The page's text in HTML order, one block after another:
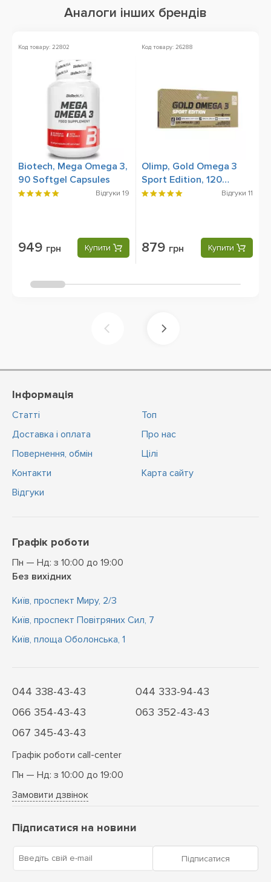
Аналоги інших брендів
Код товару: 22802
Biotech, Mega Omega 3,
90 Softgel Capsules
Відгуки 19
949 грн Купити
Код товару: 26288
Olimp, Gold Omega 3
Sport Edition, 120
Capsules
Відгуки 11
879 грн Купити
Інформація
Статті
Доставка і оплата
Повернення, обмін
Контакти
Відгуки
Топ
Про нас
Цiлi
Карта сайту
Графік роботи
Пн — Нд: з 10:00 до 19:00
Без вихідних
Київ, проспект Миру, 2/3
Київ, проспект Повітряних Сил, 7
Київ, площа Оболонська, 1
044 338-43-43
044 333-94-43
066 354-43-43
063 352-43-43
067 345-43-43
Графік роботи call-center
Пн — Нд: з 10:00 до 19:00
Замовити дзвінок
Підписатися на новини
Введіть свій e-mail Підписатися